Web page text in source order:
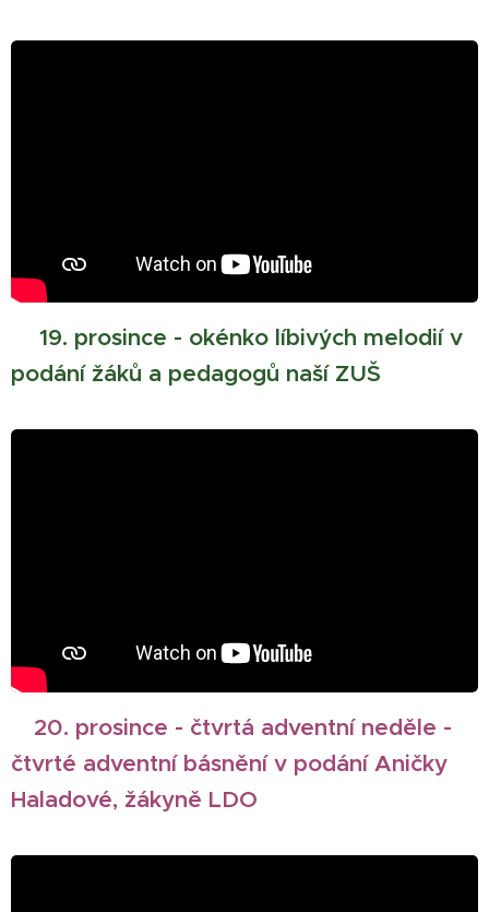
19. prosince - okénko líbivých melodií v
podání žáků a pedagogů naší ZUŠ
20. prosince - čtvrtá adventní neděle -
čtvrté adventní básnění v podání Aničky
Haladové, žákyně LDO